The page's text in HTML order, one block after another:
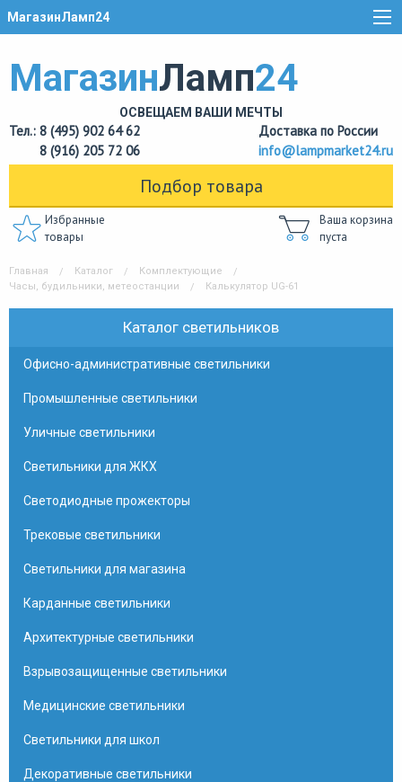
МагазинЛамп24
МагазинЛамп24
ОСВЕЩАЕМ ВАШИ МЕЧТЫ
Тел.: 8 (495) 902 64 62
8 (916) 205 72 06
Доставка по России
info@lampmarket24.ru
Подбор товара
Избранные
товары
Ваша корзина
пуста
Главная Каталог
Комплектующие
Часы, будильники, метеостанции
Калькулятор UG-61
Каталог светильников
Офисно-административные светильники
Промышленные светильники
Уличные светильники
Светильники для ЖКХ
Светодиодные прожекторы
Трековые светильники
Светильники для магазина
Карданные светильники
Архитектурные светильники
Взрывозащищенные светильники
Медицинские светильники
Светильники для школ
Декоративные светильники